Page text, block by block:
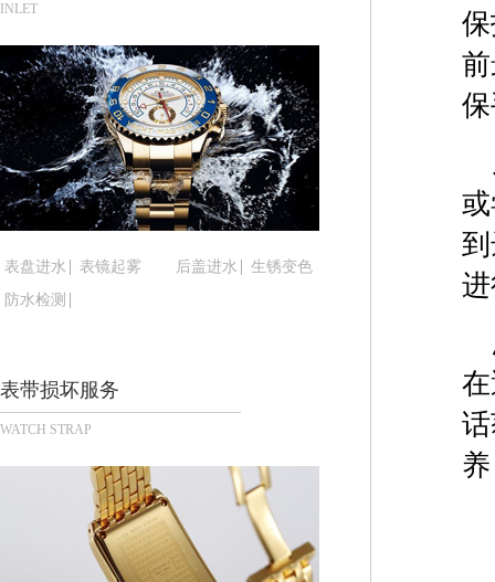
泉州市丰泽区宝洲路729号浦西万达中心写字楼A
青岛市南区山东路6号华润大厦B座22层04室（需
烟台市芝罘区胜利路139号万达金融中心A座907室
长春市朝阳区西安大路727号中银大厦A座(旺进大
贵阳市南明区都司高架桥路33号亨特国际金融中心
昆明市盘龙区北京路928号同德昆明广场写字楼10
石家庄市长安区中山东路39号勒泰中心写字楼B座
西安市碑林区南关正街88号华侨城长安国际中心E
海口市龙华区金贸东路5号海口华润大厦B座17层
内蒙古自治区呼和浩特市玉泉区大学西街70号华
甘肃省兰州市七里河区西津西路16号兰州中心写
重庆市解放碑渝中区民权路28号英利国际金融中
黑龙江省大庆市萨尔图区会战大街腕表时光售后服
黑龙江省鹤岗市向阳区红军路腕表时光售后服务中
黑龙江省黑河市爱辉区中央街腕表时光售后服务中
黑龙江省鸡西市鸡冠区红军路腕表时光售后服务中
INLET
表盘进水 表镜起雾 后盖进水
生锈变色
防水检测
表带损坏服务
WATCH STRAP